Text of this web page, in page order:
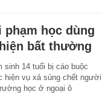
phạm học dùng
bất thường
sinh 14 tuổi bị cáo buộc
hiện vụ xả súng chết người
học ở ngoại ô